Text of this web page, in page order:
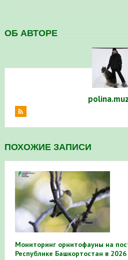
ОБ АВТОРЕ
ПОХОЖИЕ ЗАПИСИ
Мониторинг орнитофауны на
Республике Башкортостан в 2026